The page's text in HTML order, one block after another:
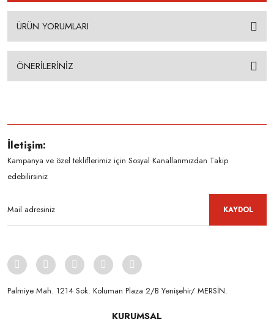
ÜRÜN YORUMLARI
ÖNERİLERİNİZ
İletişim:
Kampanya ve özel tekliflerimiz için Sosyal Kanallarımızdan Takip
edebilirsiniz
KAYDOL
Palmiye Mah. 1214 Sok. Koluman Plaza 2/B Yenişehir/ MERSİN.ㅤㅤㅤㅤㅤㅤㅤㅤㅤㅤㅤㅤㅤㅤㅤㅤㅤㅤㅤㅤㅤㅤㅤㅤㅤㅤㅤㅤㅤㅤㅤㅤㅤㅤㅤ ㅤㅤㅤㅤㅤㅤㅤㅤㅤㅤ
KURUMSAL